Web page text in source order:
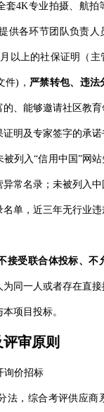
套4K专业拍摄、航拍
供各环节团队负责人
以上的社保证明（主
件)， 严禁转包、违法
、能够邀请社区教
明及专家签字的承诺
被列入“信用中国”网
常名录；未被列入
单，近三年无行业
接受联合体投标、不
为同一人或者存在直
项目投标。
审原则
询价招标
法，综合考评供应商